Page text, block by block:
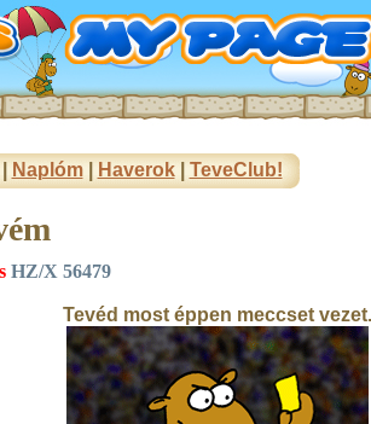
Naplóm| Haverok| TeveClub!
HZ/X 56479
Tevéd most éppen meccset vezet.